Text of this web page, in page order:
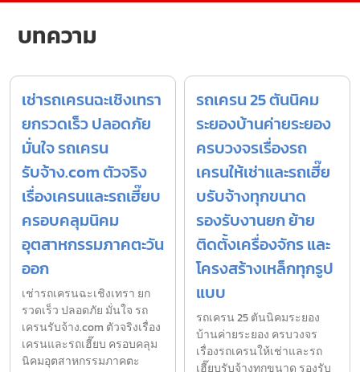
บทความ
เช่ารถเครนฉะเชิงเทรา
ยกรวดเร็ว ปลอดภัย
มั่นใจ รถเครน
รับจ้าง.com ตัวจริง
เรื่องเครนและรถเฮี๊ยบ
ครอบคลุมนิคม
อุตสาหกรรมภาคตะวัน
ออก
เช่ารถเครนฉะเชิงเทรา ยก
รวดเร็ว ปลอดภัย มั่นใจ รถ
เครนรับจ้าง.com ตัวจริงเรื่อง
เครนและรถเฮี๊ยบ ครอบคลุม
นิคมอุตสาหกรรมภาคตะ
รถเครน 25 ตันนิคม
ระยองบ้านค่ายระยอง
ครบวงจรเรื่องรถ
เครนให้เช่าและรถเฮี๊ย
บรับจ้างทุกขนาด
รองรับงานยก ย้าย
ติดตั้งเครื่องจักร และ
โครงสร้างเหล็กทุกรูป
แบบ
รถเครน 25 ตันนิคมระยอง
บ้านค่ายระยอง ครบวงจร
เรื่องรถเครนให้เช่าและรถ
เฮี๊ยบรับจ้างทุกขนาด รองรับ